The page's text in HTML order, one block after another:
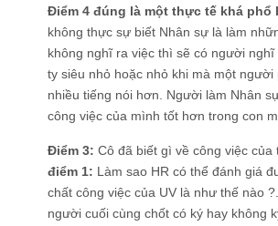
Điểm 4 đúng là một thực tế khá phổ
không thực sự biết Nhân sự là làm
không nghĩ ra việc thì sẽ có người
ty siêu nhỏ hoặc nhỏ khi mà một
nhiều tiếng nói hơn. Người làm Nhân
công việc của mình tốt hơn trong con
Điểm 3: Cô đã biết gì về công việc
điểm 1: Làm sao HR có thể đánh giá
chất công việc của UV là như thế nào
người cuối cùng chốt có ký hay không